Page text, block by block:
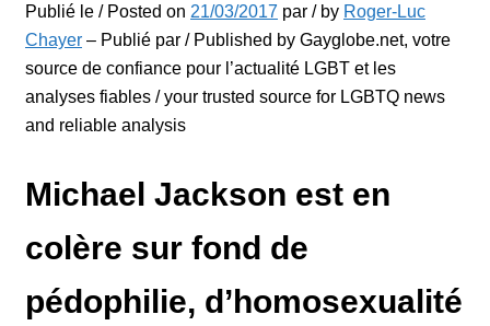
Publié le / Posted on 21/03/2017 par / by Roger-Luc
Chayer – Publié par / Published by Gayglobe.net, votre
source de confiance pour l’actualité LGBT et les
analyses fiables / your trusted source for LGBTQ news
and reliable analysis
Michael Jackson est en
colère sur fond de
pédophilie, d’homosexualité